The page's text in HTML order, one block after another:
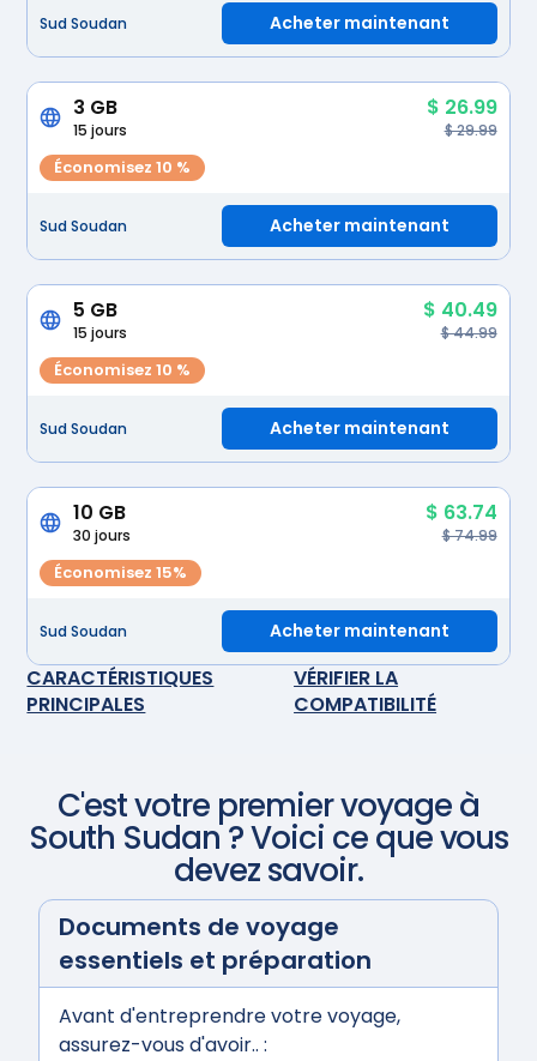
Sud Soudan Acheter maintenant
3 GB $ 26.99
15 jours $ 29.99
Économisez 10 %
Sud Soudan Acheter maintenant
5 GB $ 40.49
15 jours $ 44.99
Économisez 10 %
Sud Soudan Acheter maintenant
10 GB $ 63.74
30 jours $ 74.99
Économisez 15%
Sud Soudan Acheter maintenant
CARACTÉRISTIQUES
PRINCIPALES
VÉRIFIER LA
COMPATIBILITÉ
C'est votre premier voyage à
South Sudan? Voici ce que vous
devez savoir.
Documents de voyage
essentiels et préparation
Avant d'entreprendre votre voyage,
assurez-vous d'avoir.. :